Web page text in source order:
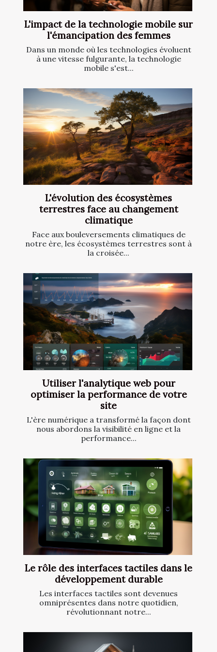
L'impact de la technologie mobile sur
l'émancipation des femmes
Dans un monde où les technologies évoluent
à une vitesse fulgurante, la technologie
mobile s'est...
L'évolution des écosystèmes
terrestres face au changement
climatique
Face aux bouleversements climatiques de
notre ère, les écosystèmes terrestres sont à
la croisée...
Utiliser l'analytique web pour
optimiser la performance de votre
site
L'ère numérique a transformé la façon dont
nous abordons la visibilité en ligne et la
performance...
Le rôle des interfaces tactiles dans le
développement durable
Les interfaces tactiles sont devenues
omniprésentes dans notre quotidien,
révolutionnant notre...